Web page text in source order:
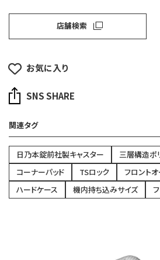
店舗検索
お気に入り
SNS SHARE
関連タグ
日乃本錠前社製キャスター
三層構造ポ
コーナーパッド
TSロック フロント
ハードケース
機内持ち込みサイズ